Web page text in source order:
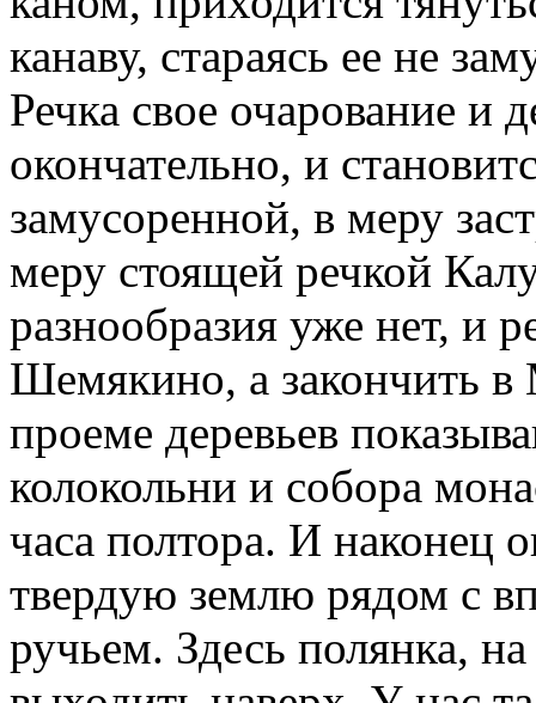
канаву, стараясь ее не
Речка свое очарование и
окончательно, и
замусоренной, в меру
меру стоящей речкой
разнообразия уже нет, и
Шемякино, а закончить
проеме деревьев
колокольни и собора
часа полтора. И наконец
твердую землю рядом с
ручьем. Здесь полянка,